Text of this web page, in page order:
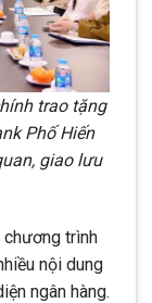
trao tặng
Phố Hiến
giao lưu
chương trình
nội dung
ngân hàng.